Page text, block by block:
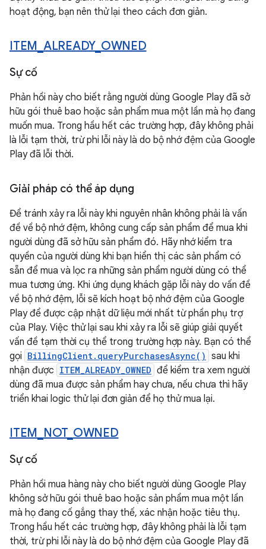
hoạt động, bạn nên thử lại theo cách đơn giản.
ITEM ALREADY_ OWNED
Sự cố
Phản hồi này cho biết rằng người dùng Google Play đã sở
hữu gói thuê bao hoặc sản phẩm mua một lần mà họ đang
muốn mua. Trong hầu hết các trường hợp, đây không phải
là lỗi tạm thời, trừ phi lỗi này là do bộ nhớ đệm của Google
Play đã lỗi thời.
Giải pháp có thể áp dụng
Để tránh xảy ra lỗi này khi nguyên nhân không phải là vấn
đề về bộ nhớ đệm, không cung cấp sản phẩm để mua khi
người dùng đã sở hữu sản phẩm đó. Hãy nhớ kiểm tra
quyền của người dùng khi bạn hiển thị các sản phẩm có
sẵn để mua và lọc ra những sản phẩm người dùng có thể
mua tương ứng. Khi ứng dụng khách gặp lỗi này do vấn đề
về bộ nhớ đệm, lỗi sẽ kích hoạt bộ nhớ đệm của Google
Play để được cập nhật dữ liệu mới nhất từ phần phụ trợ
của Play. Việc thử lại sau khi xảy ra lỗi sẽ giúp giải quyết
vấn đề tạm thời cụ thể trong trường hợp này. Bạn có thể
gọi BillingClient.queryPurchasesAsync() sau khi
nhận được ITEM_ALREADY_OWNED để kiểm tra xem người
dùng đã mua được sản phẩm hay chưa, nếu chưa thì hãy
triển khai logic thử lại đơn giản để họ thử mua lại.
ITEM NOT_ OWNED
Sự cố
Phản hồi mua hàng này cho biết người dùng Google Play
không sở hữu gói thuê bao hoặc sản phẩm mua một lần
mà họ đang cố gắng thay thế, xác nhận hoặc tiêu thụ.
Trong hầu hết các trường hợp, đây không phải là lỗi tạm
thời, trừ phi lỗi này là do bộ nhớ đệm của Google Play đã